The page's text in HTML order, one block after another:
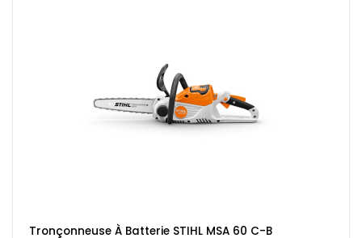
Tronçonneuse À Batterie STIHL MSA 60 C-B